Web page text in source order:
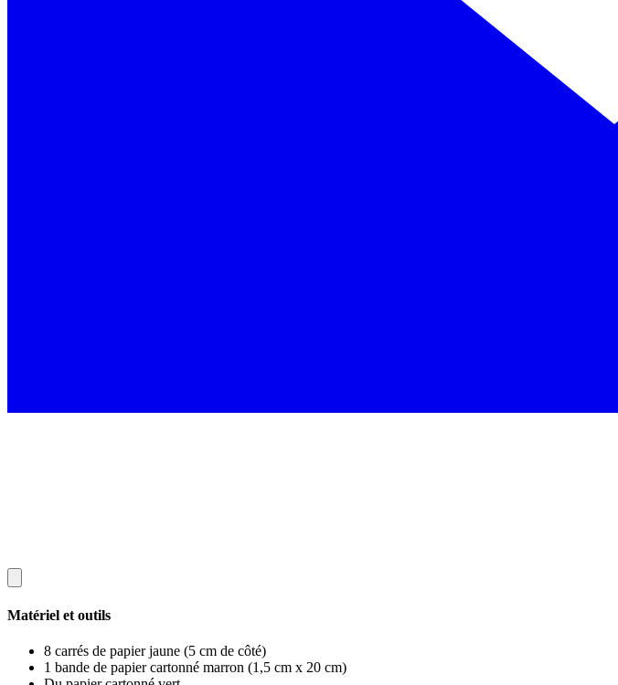
Matériel et outils
8 carrés de papier jaune (5 cm de côté)
1 bande de papier cartonné marron (1,5 cm x 20 cm)